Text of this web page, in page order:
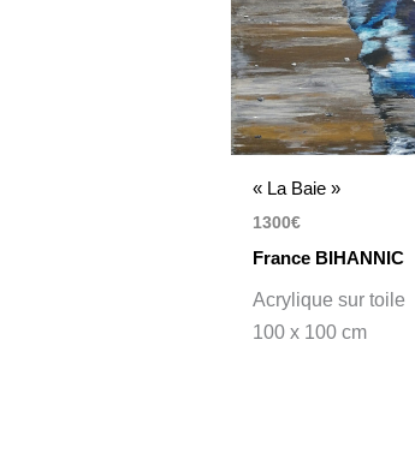
« La Baie »
1300€
France BIHANNIC
Acrylique sur toile
100 x 100 cm